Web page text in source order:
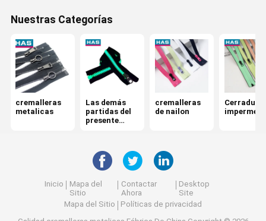
Nuestras Categorías
cremalleras
metalicas
Las demás
partidas del
presente
cremalleras
de nailon
Inicio
Mapa del
Sitio
Contactar
Ahora
Desktop
Site
Mapa del Sitio
Políticas de privacidad